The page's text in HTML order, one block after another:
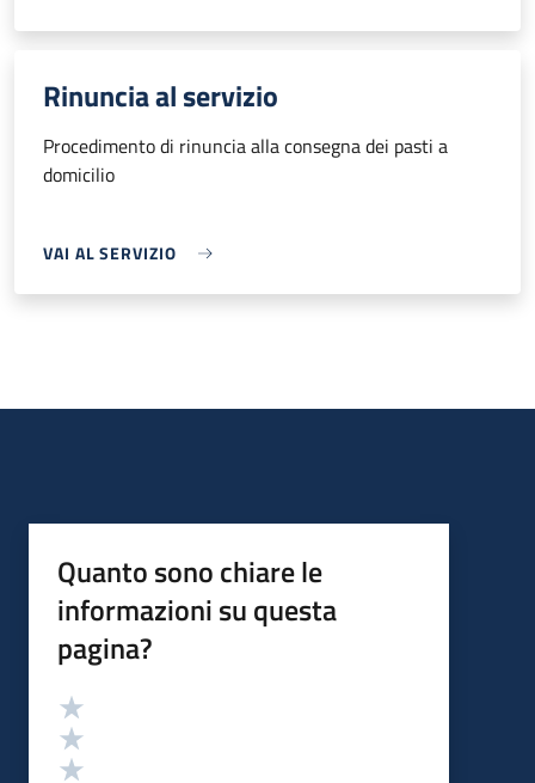
Rinuncia al servizio
Procedimento di rinuncia alla consegna dei pasti a
domicilio
VAI AL SERVIZIO
Quanto sono chiare le
informazioni su questa
pagina?
Valutazione